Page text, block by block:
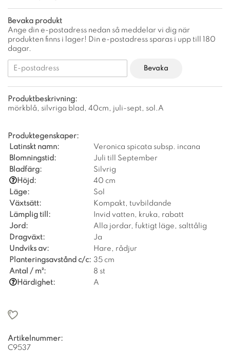
Bevaka produkt
Ange din e-postadress nedan så meddelar vi dig när
produkten finns i lager! Din e-postadress sparas i upp till 180
dagar.
Bevaka
Produktbeskrivning:
mörkblå, silvriga blad, 40cm, juli-sept, sol.A
Produktegenskaper:
Latinskt namn:
Veronica spicata subsp. incana
Blomningstid:
Juli till September
Bladfärg:
Silvrig
Höjd:
40 cm
Läge:
Sol
Växtsätt:
Kompakt, tuvbildande
Lämplig till:
Invid vatten, kruka, rabatt
Jord:
Alla jordar, fuktigt läge, salttålig
Dragväxt:
Ja
Undviks av:
Hare, rådjur
Planteringsavstånd c/c: 35 cm
Antal / m²:
8 st
Härdighet:
A
Artikelnummer:
C9537